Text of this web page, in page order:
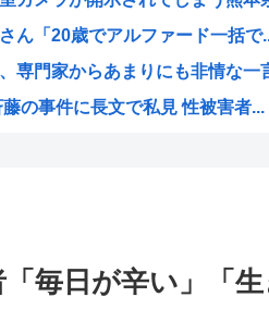
ん「20歳でアルファード一括で
専門家からあまりにも非情な一
の事件に長文で私見 性被害者...
してるの？お前の人生に1ミリ
ろ」 店長「…いらっしゃぃ(ﾎ...
毎日が辛い」「